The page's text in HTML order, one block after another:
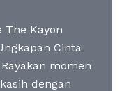
The Kayon
Cinta
momen
dengan